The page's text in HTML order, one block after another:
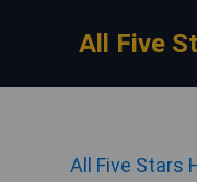
All Five
All Five Stars